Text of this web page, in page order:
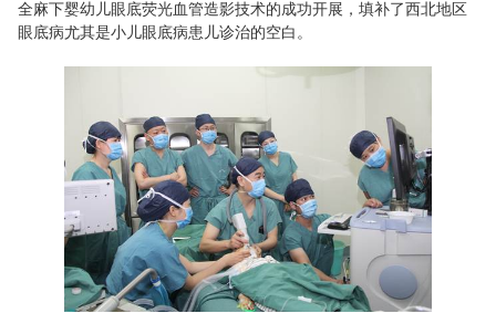
全麻下婴幼儿眼底荧光血管造影技术的成功开展，填补了西北地区
眼底病尤其是小儿眼底病患儿诊治的空白。